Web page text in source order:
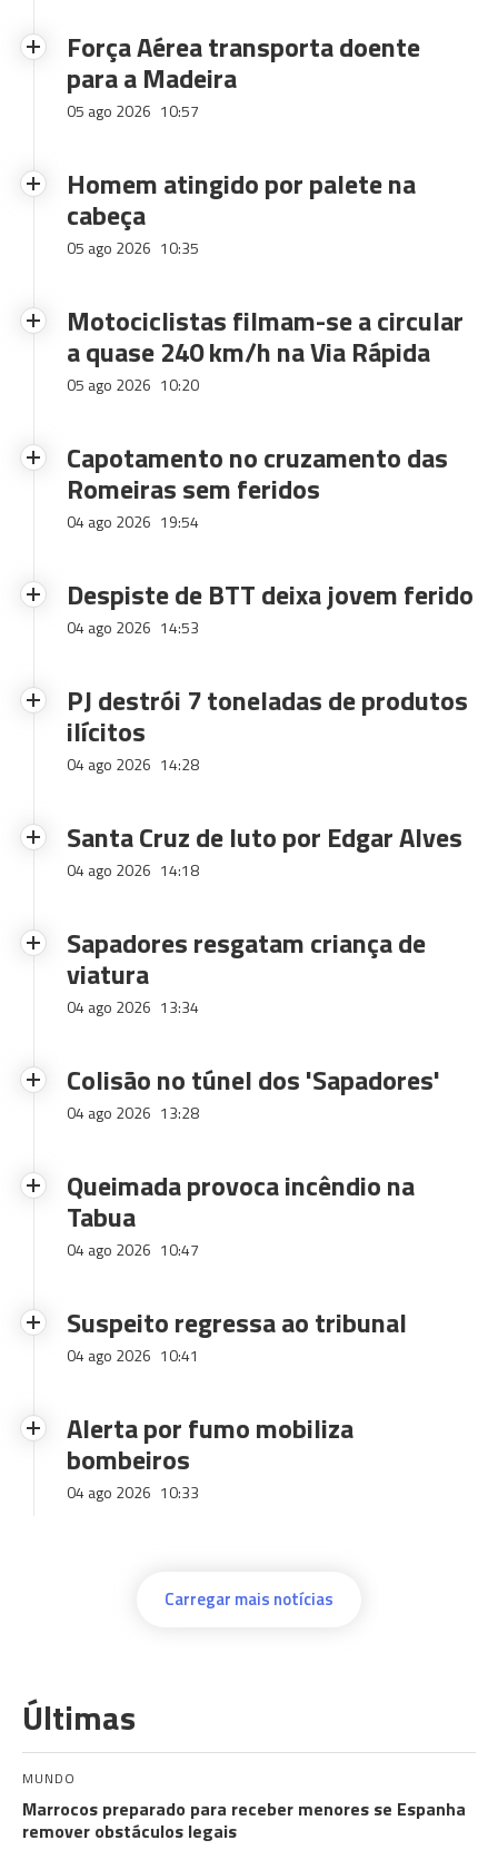
Força Aérea transporta doente
para a Madeira
05 ago 2026 10:57
Homem atingido por palete na
cabeça
05 ago 2026 10:35
Motociclistas filmam-se a circular
a quase 240 km/h na Via Rápida
05 ago 2026 10:20
Capotamento no cruzamento das
Romeiras sem feridos
04 ago 2026 19:54
Despiste de BTT deixa jovem ferido
04 ago 2026 14:53
PJ destrói 7 toneladas de produtos
ilícitos
04 ago 2026 14:28
Santa Cruz de luto por Edgar Alves
04 ago 2026 14:18
Sapadores resgatam criança de
viatura
04 ago 2026 13:34
Colisão no túnel dos 'Sapadores'
04 ago 2026 13:28
Queimada provoca incêndio na
Tabua
04 ago 2026 10:47
Suspeito regressa ao tribunal
04 ago 2026 10:41
Alerta por fumo mobiliza
bombeiros
04 ago 2026 10:33
Carregar mais notícias
Últimas
MUNDO
Marrocos preparado para receber menores se Espanha
remover obstáculos legais